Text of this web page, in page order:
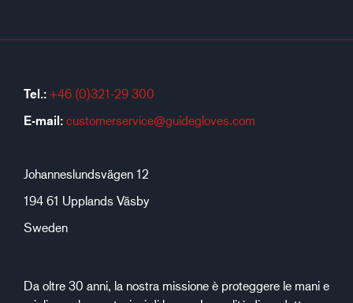
Tel.: +46 (0)321-29 300
E-mail: customerservice@guidegloves.com
Johanneslundsvägen 12
194 61 Upplands Väsby
Sweden
Da oltre 30 anni, la nostra missione è proteggere le mani e